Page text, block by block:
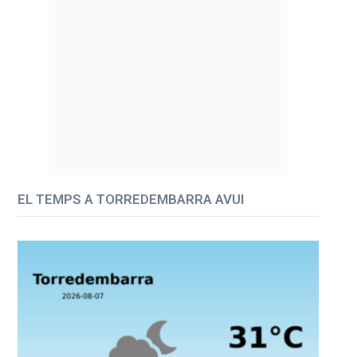
EL TEMPS A TORREDEMBARRA AVUI